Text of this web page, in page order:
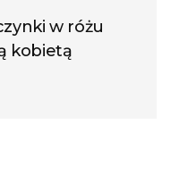
w różu
kobietą